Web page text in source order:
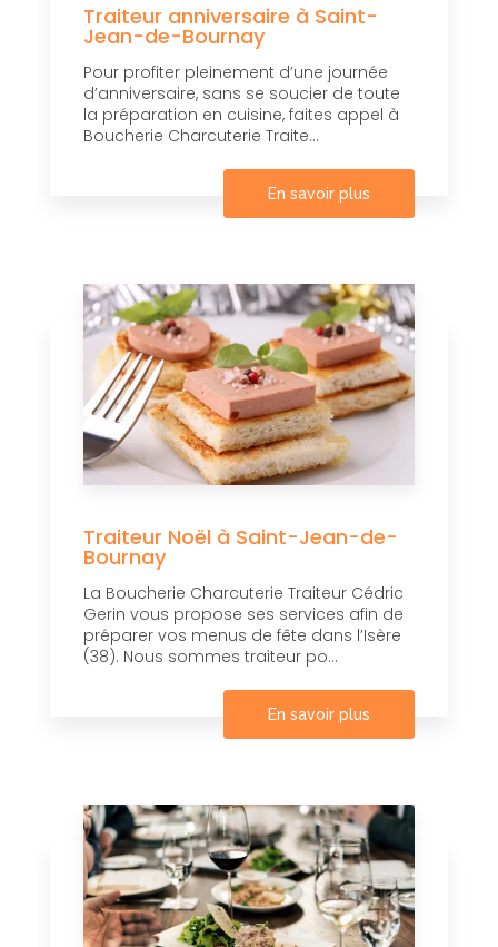
Traiteur anniversaire à Saint-
Jean-de-Bournay
Pour profiter pleinement d’une journée
d’anniversaire, sans se soucier de toute
la préparation en cuisine, faites appel à
Boucherie Charcuterie Traite...
En savoir plus
Traiteur Noël à Saint-Jean-de-
Bournay
La Boucherie Charcuterie Traiteur Cédric
Gerin vous propose ses services afin de
préparer vos menus de fête dans l’Isère
(38). Nous sommes traiteur po...
En savoir plus